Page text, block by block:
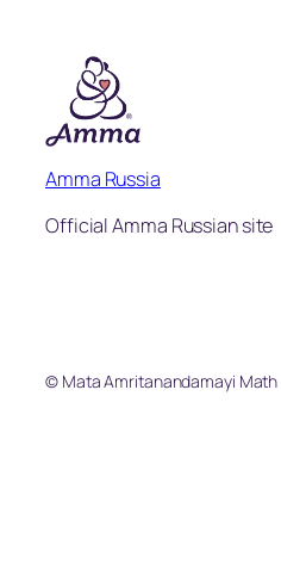
Amma Russia
Official Amma Russian site
© Mata Amritanandamayi Math